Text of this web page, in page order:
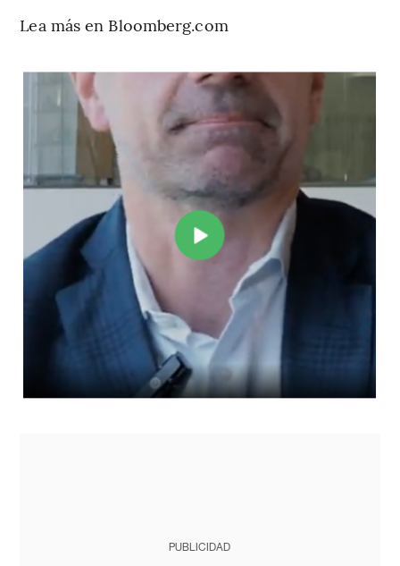
Lea más en Bloomberg.com
PUBLICIDAD